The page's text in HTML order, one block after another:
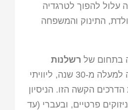
עלול להפוך לטרגדיה
התינוק והמשפחה
בתחום של רשלנות
מזה למעלה מ-30 שנה, ליוויתי
הקשה הזו. הניסיון
פרטיים, ובעברי (עד